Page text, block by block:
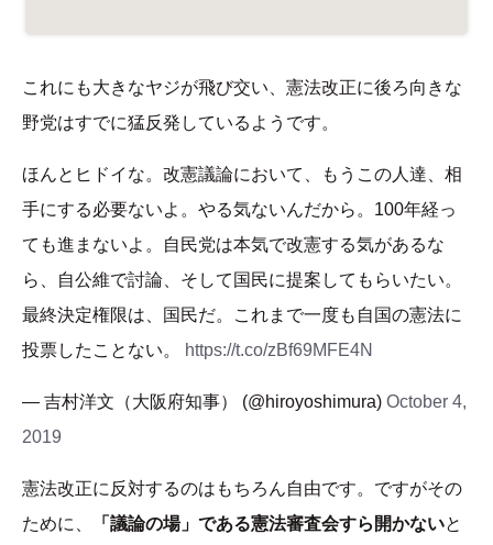
これにも大きなヤジが飛び交い、憲法改正に後ろ向きな
野党はすでに猛反発しているようです。
ほんとヒドイな。改憲議論において、もうこの人達、相
手にする必要ないよ。やる気ないんだから。100年経っ
ても進まないよ。自民党は本気で改憲する気があるな
ら、自公維で討論、そして国民に提案してもらいたい。
最終決定権限は、国民だ。これまで一度も自国の憲法に
投票したことない。
https://t.co/zBf69MFE4N
— 吉村洋文（大阪府知事） (@hiroyoshimura) October 4,
2019
憲法改正に反対するのはもちろん自由です。ですがその
ために、
「議論の場」である憲法審査会すら開かないと